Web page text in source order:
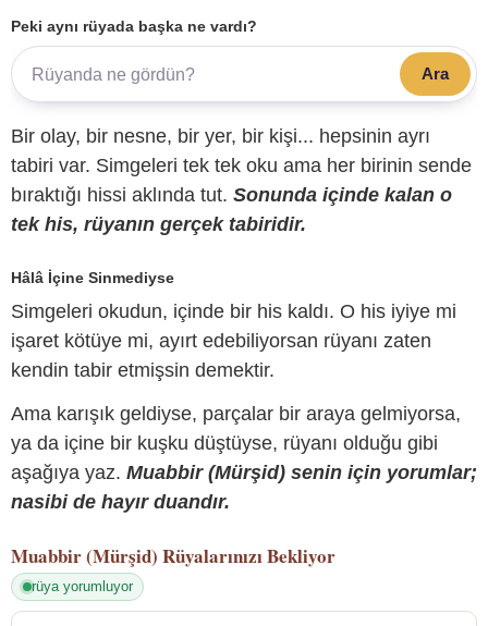
Peki aynı rüyada başka ne vardı?
Ara
Bir olay, bir nesne, bir yer, bir kişi... hepsinin ayrı
tabiri var. Simgeleri tek tek oku ama her birinin sende
bıraktığı hissi aklında tut. Sonunda içinde kalan o
tek his, rüyanın gerçek tabiridir.
Hâlâ İçine Sinmediyse
Simgeleri okudun, içinde bir his kaldı. O his iyiye mi
işaret kötüye mi, ayırt edebiliyorsan rüyanı zaten
kendin tabir etmişsin demektir.
Ama karışık geldiyse, parçalar bir araya gelmiyorsa,
ya da içine bir kuşku düştüyse, rüyanı olduğu gibi
aşağıya yaz. Muabbir (Mürşid) senin için yorumlar;
nasibi de hayır duandır.
Muabbir (Mürşid) Rüyalarınızı Bekliyor
rüya yorumluyor